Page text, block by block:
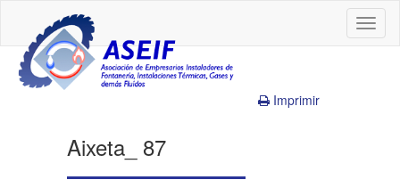
Imprimir
Aixeta_ 87